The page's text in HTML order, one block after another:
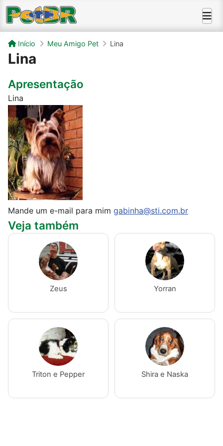
Início Meu Amigo Pet Lina
Lina
Apresentação
Lina
Mande um e-mail para mim gabinha@sti.com.br
Veja também
Zeus Yorran
Triton e Pepper Shira e Naska